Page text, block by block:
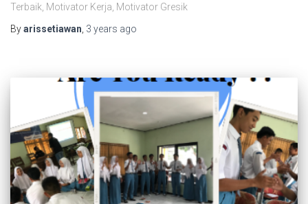
Terbaik, Motivator Kerja, Motivator Gresik
Byarissetiawan 3 years ago